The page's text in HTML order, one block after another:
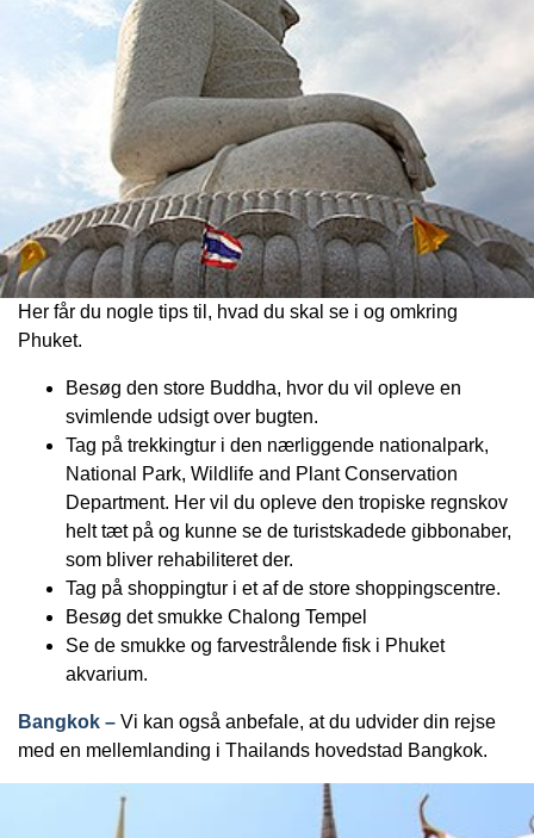
Her får du nogle tips til, hvad du skal se i og omkring
Phuket.
Besøg den store Buddha, hvor du vil opleve en
svimlende udsigt over bugten.
Tag på trekkingtur i den nærliggende nationalpark,
National Park, Wildlife and Plant Conservation
Department. Her vil du opleve den tropiske regnskov
helt tæt på og kunne se de turistskadede gibbonaber,
som bliver rehabiliteret der.
Tag på shoppingtur i et af de store shoppingscentre.
Besøg det smukke Chalong Tempel
Se de smukke og farvestrålende fisk i Phuket
akvarium.
Bangkok – Vi kan også anbefale, at du udvider din rejse
med en mellemlanding i Thailands hovedstad Bangkok.